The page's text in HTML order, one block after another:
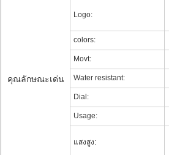
คุณลักษณะเด่น
Logo:
colors:
Movt:
Water resistant:
Dial:
Usage:
แสงสูง: